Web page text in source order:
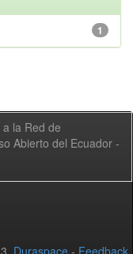
1
la Red de
Abierto del Ecuador -
Duraspace - Feedback